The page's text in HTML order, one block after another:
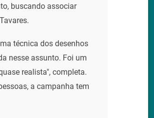
buscando associar
técnica dos desenhos
nesse assunto. Foi um
realista", completa.
a campanha tem